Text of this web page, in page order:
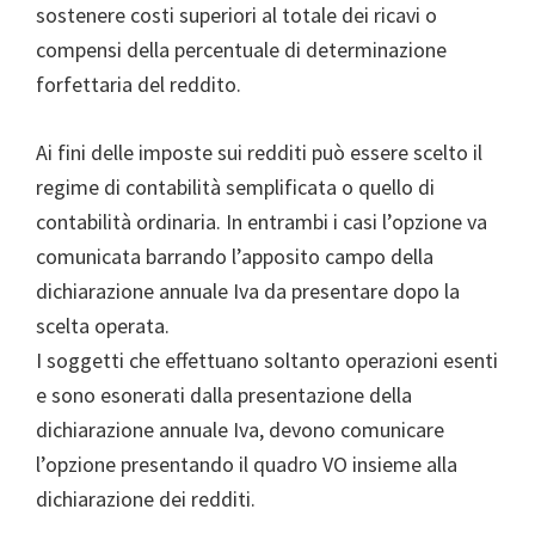
sostenere costi superiori al totale dei ricavi o
compensi della percentuale di determinazione
forfettaria del reddito.
Ai fini delle imposte sui redditi può essere scelto il
regime di contabilità semplificata o quello di
contabilità ordinaria. In entrambi i casi l’opzione va
comunicata barrando l’apposito campo della
dichiarazione annuale Iva da presentare dopo la
scelta operata.
I soggetti che effettuano soltanto operazioni esenti
e sono esonerati dalla presentazione della
dichiarazione annuale Iva, devono comunicare
l’opzione presentando il quadro VO insieme alla
dichiarazione dei redditi.